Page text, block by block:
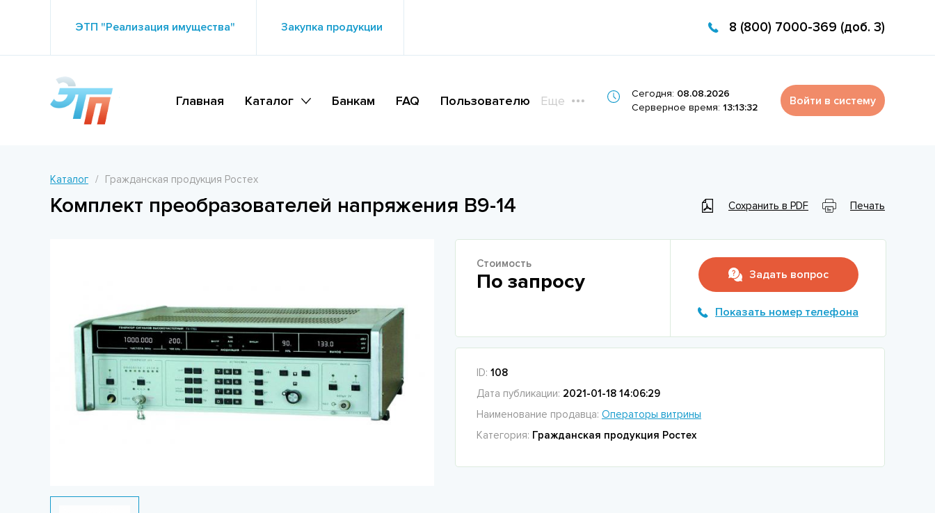
ЭТП "Реализация имущества" Закупка продукции 8 (800) 7000-369 (доб. 3)
Главная Каталог Банкам FAQ Пользователю Еще Сегодня: 08.08.2026
Серверное время: 13:13:32 Войти в систему
Каталог Гражданская продукция Ростех
Комплект преобразователей напряжения В9-14 Сохранить в PDF Печать
Стоимость
По запросу Задать вопрос
Показать номер телефона
ID: 108
Дата публикации: 2021-01-18 14:06:29
Наименование продавца: Операторы витрины
Категория: Гражданская продукция Ростех